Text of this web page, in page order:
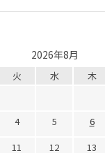
2026年8月
火 水 木
4 5 6
11 12 13